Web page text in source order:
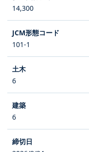
14,300
101-1
6
6